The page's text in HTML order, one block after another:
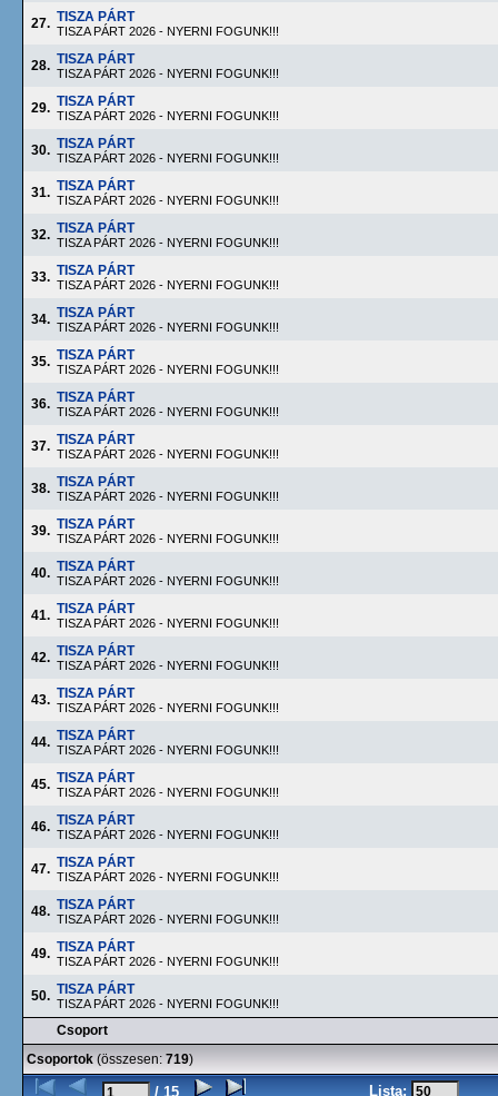
27. TISZA PÁRT
TISZA PÁRT 2026 - NYERNI FOGUNK!!!
28. TISZA PÁRT
TISZA PÁRT 2026 - NYERNI FOGUNK!!!
29. TISZA PÁRT
TISZA PÁRT 2026 - NYERNI FOGUNK!!!
30. TISZA PÁRT
TISZA PÁRT 2026 - NYERNI FOGUNK!!!
31. TISZA PÁRT
TISZA PÁRT 2026 - NYERNI FOGUNK!!!
32. TISZA PÁRT
TISZA PÁRT 2026 - NYERNI FOGUNK!!!
33. TISZA PÁRT
TISZA PÁRT 2026 - NYERNI FOGUNK!!!
34. TISZA PÁRT
TISZA PÁRT 2026 - NYERNI FOGUNK!!!
35. TISZA PÁRT
TISZA PÁRT 2026 - NYERNI FOGUNK!!!
36. TISZA PÁRT
TISZA PÁRT 2026 - NYERNI FOGUNK!!!
37. TISZA PÁRT
TISZA PÁRT 2026 - NYERNI FOGUNK!!!
38. TISZA PÁRT
TISZA PÁRT 2026 - NYERNI FOGUNK!!!
39. TISZA PÁRT
TISZA PÁRT 2026 - NYERNI FOGUNK!!!
40. TISZA PÁRT
TISZA PÁRT 2026 - NYERNI FOGUNK!!!
41. TISZA PÁRT
TISZA PÁRT 2026 - NYERNI FOGUNK!!!
42. TISZA PÁRT
TISZA PÁRT 2026 - NYERNI FOGUNK!!!
43. TISZA PÁRT
TISZA PÁRT 2026 - NYERNI FOGUNK!!!
44. TISZA PÁRT
TISZA PÁRT 2026 - NYERNI FOGUNK!!!
45. TISZA PÁRT
TISZA PÁRT 2026 - NYERNI FOGUNK!!!
46. TISZA PÁRT
TISZA PÁRT 2026 - NYERNI FOGUNK!!!
47. TISZA PÁRT
TISZA PÁRT 2026 - NYERNI FOGUNK!!!
48. TISZA PÁRT
TISZA PÁRT 2026 - NYERNI FOGUNK!!!
49. TISZA PÁRT
TISZA PÁRT 2026 - NYERNI FOGUNK!!!
50. TISZA PÁRT
TISZA PÁRT 2026 - NYERNI FOGUNK!!!
Csoport
Csoportok (összesen: 719)
/ 15 Lista: